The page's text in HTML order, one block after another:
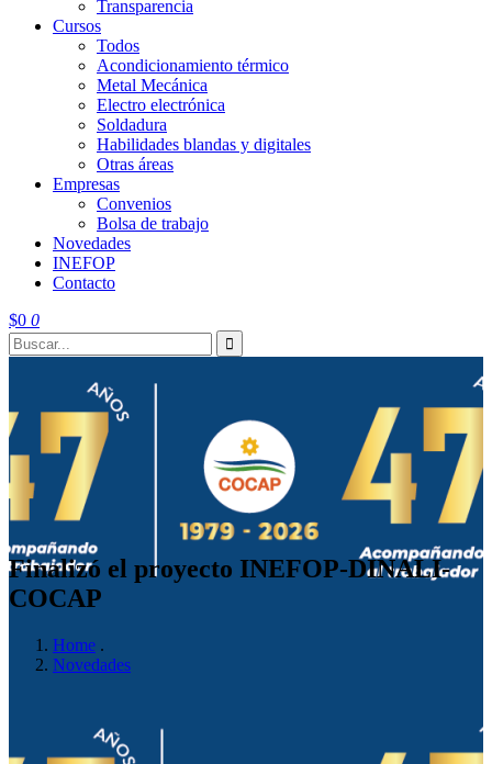
Transparencia
Cursos
Todos
Acondicionamiento térmico
Metal Mecánica
Electro electrónica
Soldadura
Habilidades blandas y digitales
Otras áreas
Empresas
Convenios
Bolsa de trabajo
Novedades
INEFOP
Contacto
$0 0
Finalizó el proyecto INEFOP-DINALI-
COCAP
Home .
Novedades